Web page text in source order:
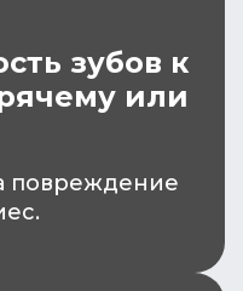
зубов к
или
повреждение